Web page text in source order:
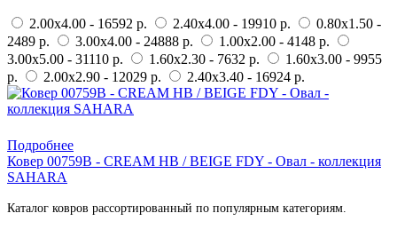
2.00x4.00 - 16592 р. 2.40x4.00 - 19910 р.
0.80x1.50 -
2489 р.
3.00x4.00 - 24888 р.
1.00x2.00 - 4148 р.
3.00x5.00 - 31110 р.
1.60x2.30 - 7632 р.
1.60x3.00 - 9955
р.
2.00x2.90 - 12029 р. 2.40x3.40 - 16924 р.
Подробнее
Ковер 00759B - CREAM HB / BEIGE FDY - Овал - коллекция
SAHARA
Каталог ковров рассортированный по популярным категориям.